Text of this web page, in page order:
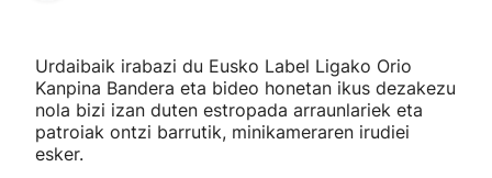
"Helmuga"
Urdaibaik irabazi du Eusko Label Ligako Orio
Kanpina Bandera eta bideo honetan ikus dezakezu
nola bizi izan duten estropada arraunlariek eta
patroiak ontzi barrutik, minikameraren irudiei
esker.